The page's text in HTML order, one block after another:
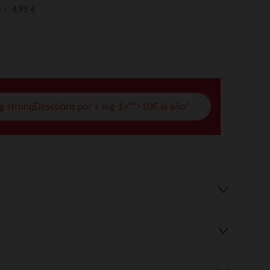
4,95 €
strongDescubro por < wg-1="">10€ al año*